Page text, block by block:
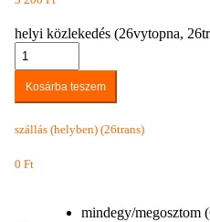
helyi közlekedés (26vytopna,
Kosárba teszem
szállás (helyben) (26trans)
0 Ft
mindegy/megosztom